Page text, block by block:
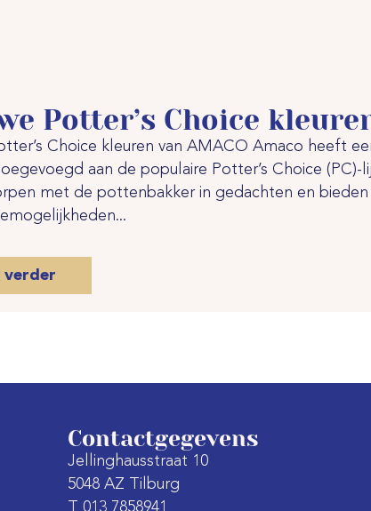
Potter’s Choice
Choice kleuren van AMACO Amaco heeft
aan de populaire Potter’s Choice (PC)-
met de pottenbakker in gedachten en
verder
Contactgegevens
Jellinghausstraat 10
5048 AZ Tilburg
T 013 7858941